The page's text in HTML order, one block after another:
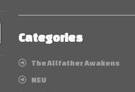
Categories
The Allfather Awakens
NEU